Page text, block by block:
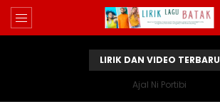
LIRIK DAN VIDEO TERBARU
Ajal Ni Portibi